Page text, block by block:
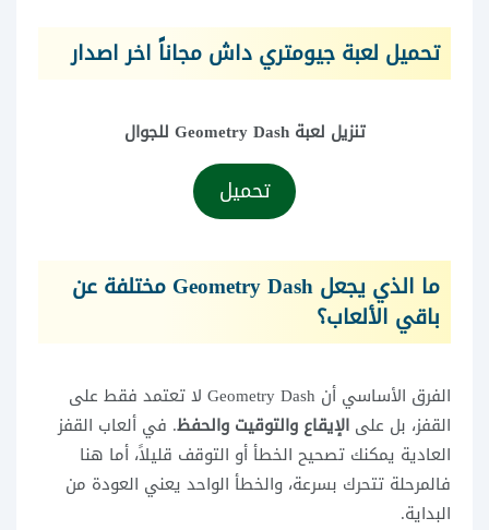
تحميل لعبة جيومتري داش مجاناً اخر اصدار
تنزيل لعبة Geometry Dash للجوال
تحميل
ما الذي يجعل Geometry Dash مختلفة عن
باقي الألعاب؟
الفرق الأساسي أن Geometry Dash لا تعتمد فقط على
القفز، بل على الإيقاع والتوقيت والحفظ. في ألعاب القفز
العادية يمكنك تصحيح الخطأ أو التوقف قليلاً، أما هنا
فالمرحلة تتحرك بسرعة، والخطأ الواحد يعني العودة من
البداية.